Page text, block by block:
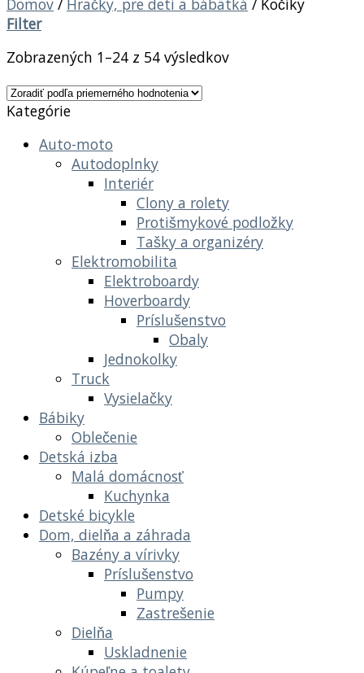
Filter
Zobrazených 1–24 z 54 výsledkov
Kategórie
Auto-moto
Autodoplnky
Interiér
Clony a rolety
Protišmykové podložky
Tašky a organizéry
Elektromobilita
Elektroboardy
Hoverboardy
Príslušenstvo
Obaly
Jednokolky
Truck
Vysielačky
Bábiky
Oblečenie
Detská izba
Malá domácnosť
Kuchynka
Detské bicykle
Dom, dielňa a záhrada
Bazény a vírivky
Príslušenstvo
Pumpy
Zastrešenie
Dielňa
Uskladnenie